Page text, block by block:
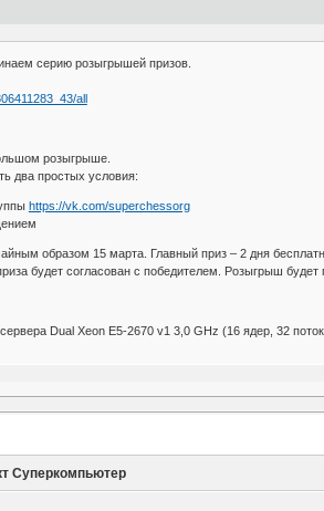
серию розыгрышей призов.
all
розыгрыше.
два простых условия:
https://vk.com/superchessorg
образом 15 марта. Главный приз – 2 дня
будет согласован с победителем. Розыгрыш
Dual Xeon E5-2670 v1 3,0 GHz (16 ядер, 32
Суперкомпьютер